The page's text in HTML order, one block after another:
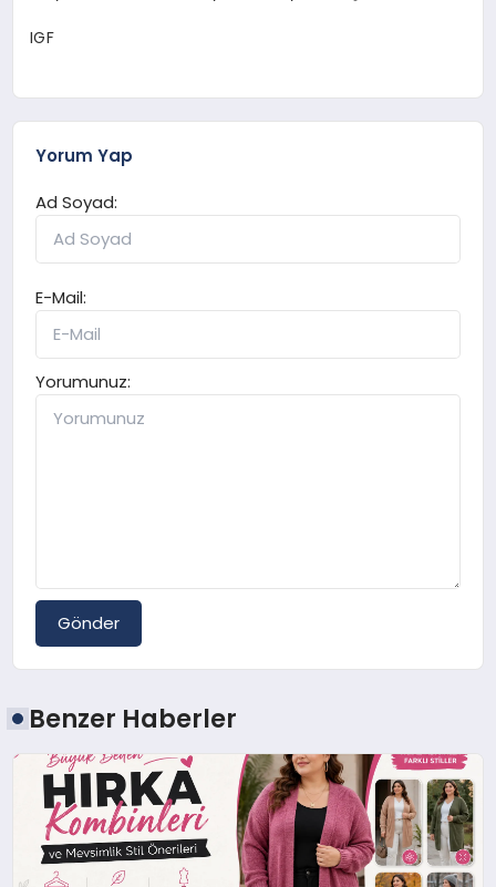
IGF
Yorum Yap
Ad Soyad:
E-Mail:
Yorumunuz:
Gönder
Benzer Haberler